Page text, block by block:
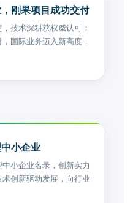
刚果项目成功交付
技术深耕获权威认可；
国际业务迈入新高度，
小企业
小企业名录，创新实力
创新驱动发展，向行业